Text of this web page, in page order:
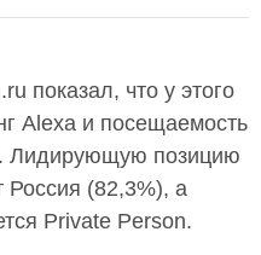
показал, что у этого
Alexa и посещаемость
Лидирующую позицию
Россия (82,3%), а
Private Person.